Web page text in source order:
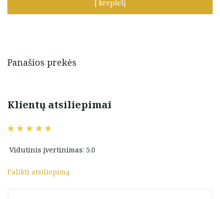
Į krepšelį
Panašios prekės
Klientų atsiliepimai
Vidutinis įvertinimas: 5.0
Palikti atsiliepimą